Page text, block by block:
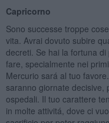
Capricorno
Sono successe troppe
vita. Avrai dovuto subire
decreti. Se hai la fortuna
fare, specialmente nei
Mercurio sará al tuo
saranno giornate decisive,
ospedali. Il tuo carattere
in molte attivitá, dove ci